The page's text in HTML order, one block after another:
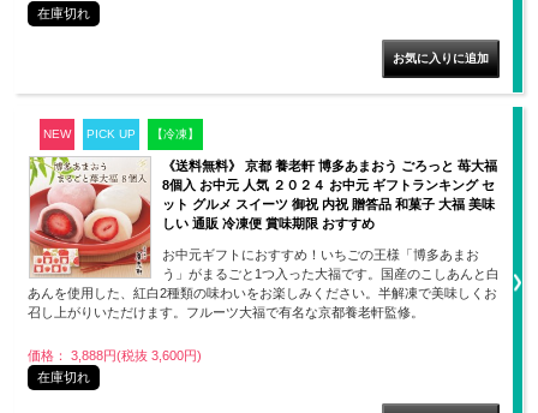
在庫切れ
NEW PICK UP 【冷凍】
《送料無料》 京都 養老軒 博多あまおう ごろっと 苺大福
8個入 お中元 人気 ２０２４ お中元 ギフトランキング セ
ット グルメ スイーツ 御祝 内祝 贈答品 和菓子 大福 美味
しい 通販 冷凍便 賞味期限 おすすめ
お中元ギフトにおすすめ！いちごの王様「博多あまお
う」がまるごと1つ入った大福です。国産のこしあんと白
あんを使用した、紅白2種類の味わいをお楽しみください。半解凍で美味しくお
召し上がりいただけます。フルーツ大福で有名な京都養老軒監修。
価格： 3,888円(税抜 3,600円)
在庫切れ